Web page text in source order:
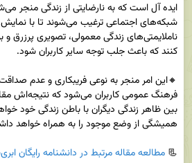
📃 مطالعه مقاله مرتبط در دانشنامه رایگان ابری‌شهر